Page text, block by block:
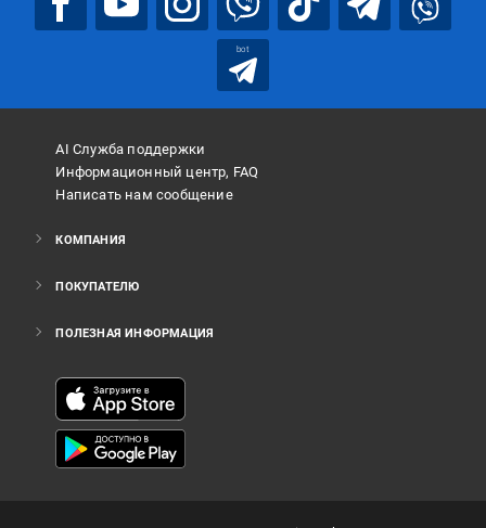
bot
AI Служба поддержки
Информационный центр, FAQ
Написать нам сообщение
КОМПАНИЯ
ПОКУПАТЕЛЮ
ПОЛЕЗНАЯ ИНФОРМАЦИЯ